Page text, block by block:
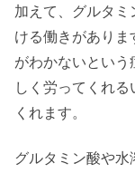
加えて、グルタ
ける働きがあり
がわかないとい
しく労ってくれ
くれます。
グルタミン酸や